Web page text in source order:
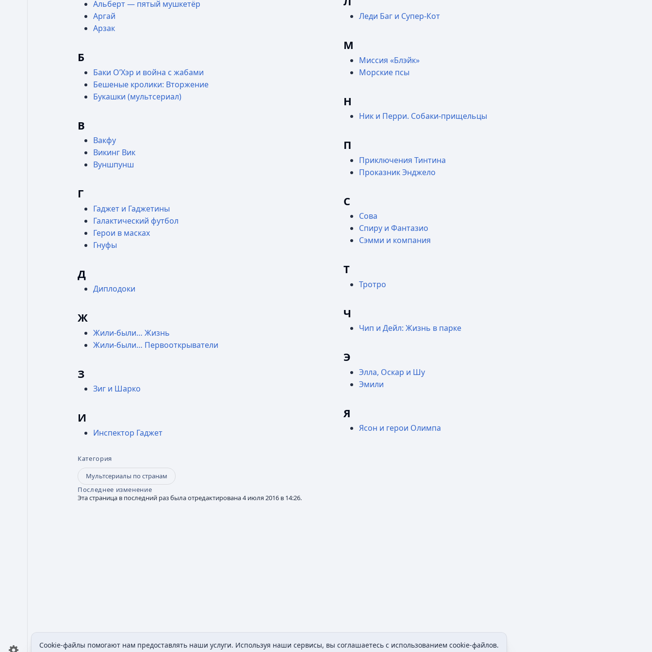
Альберт — пятый мушкетёр
Аргай
Арзак
Б
Баки О’Хэр и война с жабами
Бешеные кролики: Вторжение
Букашки (мультсериал)
В
Вакфу
Викинг Вик
Вуншпунш
Г
Гаджет и Гаджетины
Галактический футбол
Герои в масках
Гнуфы
Д
Диплодоки
Ж
Жили-были… Жизнь
Жили-были… Первооткрыватели
З
Зиг и Шарко
И
Инспектор Гаджет
Леди Баг и Супер-Кот
М
Миссия «Блэйк»
Морские псы
Н
Ник и Перри. Собаки-прищельцы
П
Приключения Тинтина
Проказник Энджело
С
Сова
Спиру и Фантазио
Сэмми и компания
Т
Тротро
Ч
Чип и Дейл: Жизнь в парке
Э
Элла, Оскар и Шу
Эмили
Я
Ясон и герои Олимпа
Категория
Мультсериалы по странам
Последнее изменение
Эта страница в последний раз была отредактирована 4 июля 2016 в 14:26.
Cookie-файлы помогают нам предоставлять наши услуги. Используя наши сервисы, вы соглашаетесь с использованием cookie-файлов.